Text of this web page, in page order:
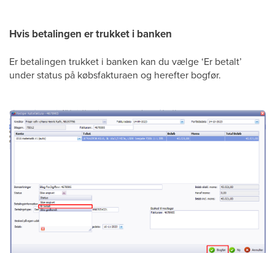
Hvis betalingen er trukket i banken
Er betalingen trukket i banken kan du vælge ‘Er betalt’
under status på købsfakturaen og herefter bogfør.